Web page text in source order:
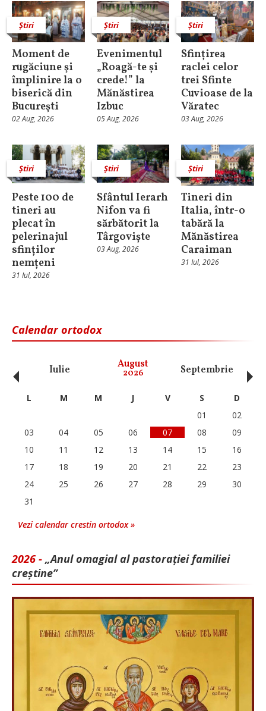
Știri
Moment de
rugăciune şi
împlinire la o
biserică din
Bucureşti
02 Aug, 2026
Știri
Evenimentul
„Roagă-te și
crede!” la
Mănăstirea
Izbuc
05 Aug, 2026
Știri
Sfințirea
raclei celor
trei Sfinte
Cuvioase de la
Văratec
03 Aug, 2026
Știri
Peste 100 de
tineri au
plecat în
pelerinajul
sfinților
nemțeni
31 Iul, 2026
Știri
Sfântul Ierarh
Nifon va fi
sărbătorit la
Târgoviște
03 Aug, 2026
Știri
Tineri din
Italia, într-o
tabără la
Mănăstirea
Caraiman
31 Iul, 2026
Calendar ortodox
Iulie August
2026 Septembrie
‹ L M M J V S
D
01
02
03
04 05 06 07 08
09
10
11 12 13 14 15
16
17
18 19 20 21 22
23
24
25 26 27 28 29
30
31
Vezi calendar crestin ortodox »
2026 - „Anul omagial al pastorației familiei
creștine”